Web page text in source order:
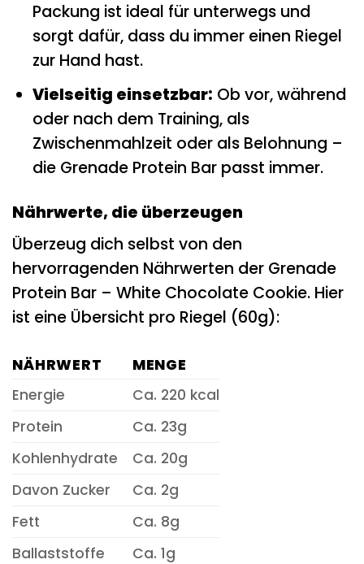
Packung ist ideal für unterwegs und
sorgt dafür, dass du immer einen Riegel
zur Hand hast.
Vielseitig einsetzbar: Ob vor, während
oder nach dem Training, als
Zwischenmahlzeit oder als Belohnung –
die Grenade Protein Bar passt immer.
Nährwerte, die überzeugen
Überzeug dich selbst von den
hervorragenden Nährwerten der Grenade
Protein Bar – White Chocolate Cookie. Hier
ist eine Übersicht pro Riegel (60g):
NÄHRWERT
MENGE
Energie
Ca. 220 kcal
Protein
Ca. 23g
Kohlenhydrate
Ca. 20g
Davon Zucker
Ca. 2g
Fett
Ca. 8g
Ballaststoffe
Ca. 1g